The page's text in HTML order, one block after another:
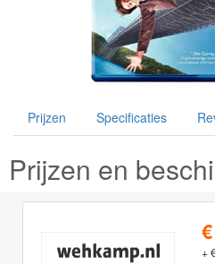
Prijzen Specificaties
Prijzen en
+